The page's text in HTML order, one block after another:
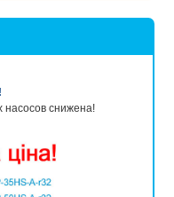
насосов снижена!